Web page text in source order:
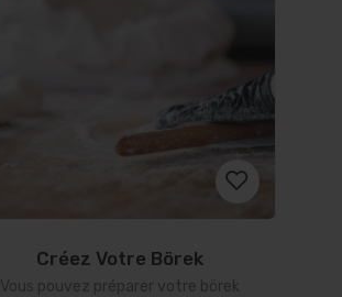
Créez Votre Börek
Vous pouvez préparer votre börek